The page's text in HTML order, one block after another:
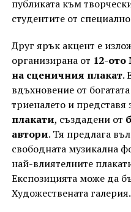
публиката към
студентите от
Друг ярък акцент е
организирана от 12-
на сценичния плакат.
вдъхновение от
триеналето и представя
плакати, създадени от
автори. Тя предлага
свободната музикална
най-влиятелните
Експозицията може да
Художествената галерия.